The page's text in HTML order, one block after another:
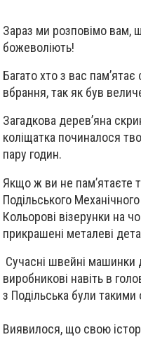
Зараз ми розповімо вам,
божеволіють!
Багато хто з вас
вбрання, так як був
Загадкова дерев’яна
коліщатка починалося
пару годин.
Якщо ж ви не пам’ятаєте
Подільського
Кольорові візерунки на
прикрашені металеві
Сучасні швейні машинки
виробникові навіть в
з Подільська були
Виявилося, що свою